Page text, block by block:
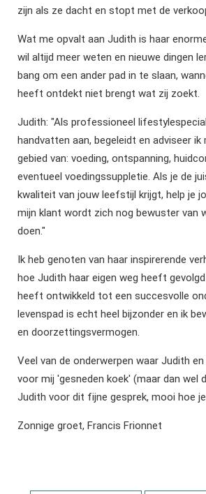
zijn als ze dacht en stopt met de
Wat me opvalt aan Judith is haar
wil altijd meer weten en nieuwe dingen
bang om een ander pad in te slaan,
heeft ontdekt niet brengt wat zij zoekt.
Judith: "Als professioneel
handvatten aan, begeleidt en adviseer
gebied van: voeding, ontspanning,
eventueel voedingssuppletie. Als je de
kwaliteit van jouw leefstijl krijgt, help je
mijn klant wordt zich nog bewuster van
doen."
Ik heb genoten van haar inspirerende
hoe Judith haar eigen weg heeft
heeft ontwikkeld tot een succesvolle
levenspad is echt heel bijzonder en ik
en doorzettingsvermogen.
Veel van de onderwerpen waar Judith
voor mij 'gesneden koek' (maar dan wel
Judith voor dit fijne gesprek, mooi hoe
Zonnige groet, Francis Frionnet